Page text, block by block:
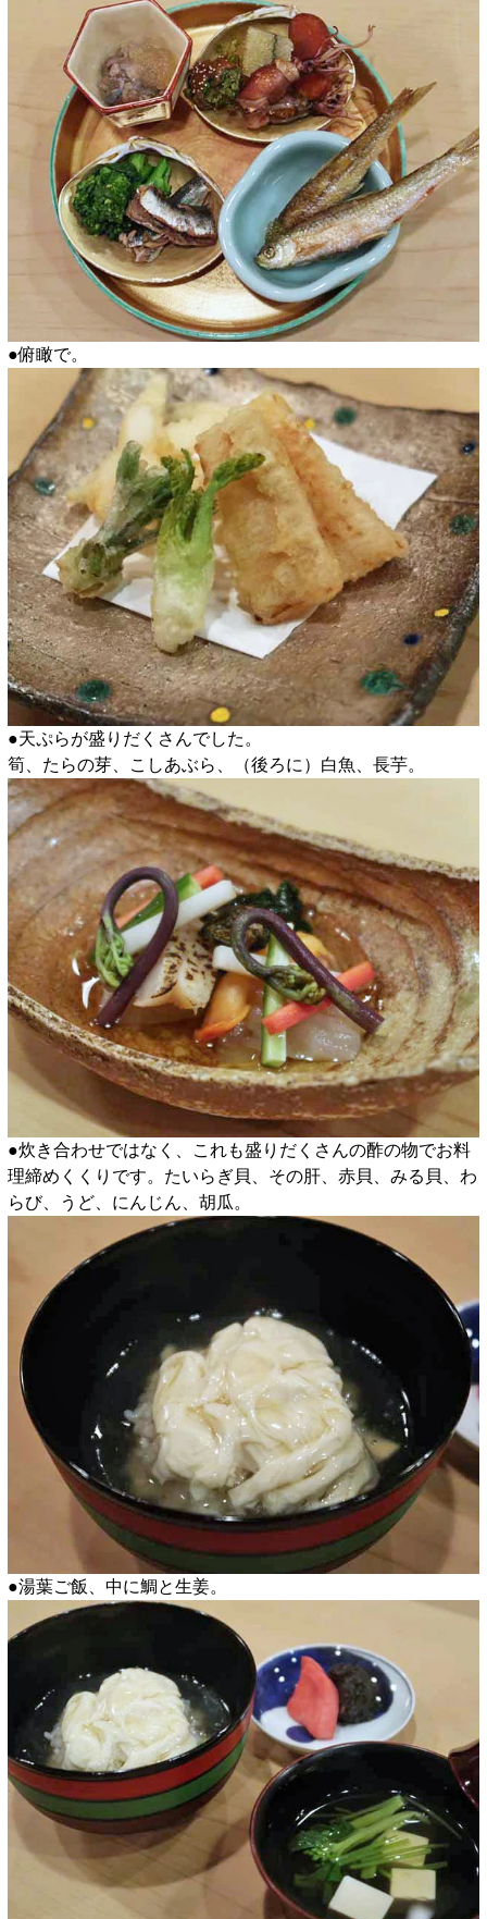
●俯瞰で。
●天ぷらが盛りだくさんでした。
筍、たらの芽、こしあぶら、（後ろに）白魚、長芋。
●炊き合わせではなく、これも盛りだくさんの酢の物でお料
理締めくくりです。たいらぎ貝、その肝、赤貝、みる貝、わ
らび、うど、にんじん、胡瓜。
●湯葉ご飯、中に鯛と生姜。